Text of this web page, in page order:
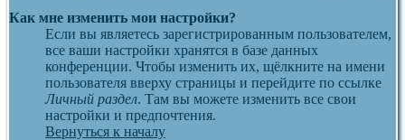
Как мне изменить мои настройки?
Если вы являетесь зарегистрированным пользователем,
все ваши настройки хранятся в базе данных
конференции. Чтобы изменить их, щёлкните на имени
пользователя вверху страницы и перейдите по ссылке
Личный раздел. Там вы можете изменить все свои
настройки и предпочтения.
Вернуться к началу